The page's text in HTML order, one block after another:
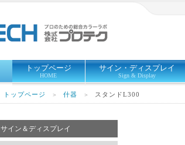
トップページ
HOME
サイン・ディスプレイ
Sign & Display
トップページ ＞ 什器 ＞ スタンドL300
サイン＆ディスプレイ